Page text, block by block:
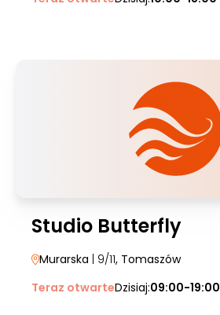
Studio Butterfly
Murarska | 9/11, Tomaszów
Teraz otwarteDzisiaj:09:00-19:00